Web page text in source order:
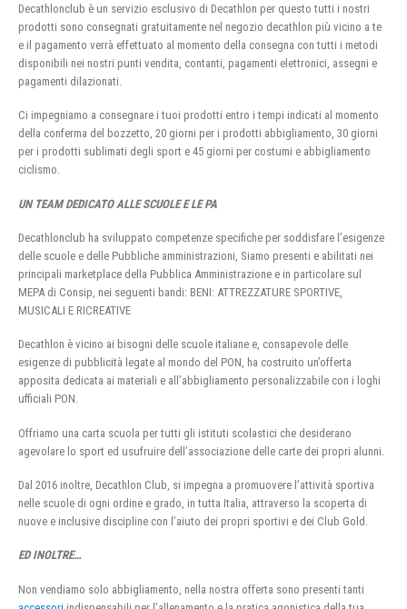
Decathlonclub è un servizio esclusivo di Decathlon per questo tutti i nostri
prodotti sono consegnati gratuitamente nel negozio decathlon più vicino a te
e il pagamento verrà effettuato al momento della consegna con tutti i metodi
disponibili nei nostri punti vendita, contanti, pagamenti elettronici, assegni e
pagamenti dilazionati.
Ci impegniamo a consegnare i tuoi prodotti entro i tempi indicati al momento
della conferma del bozzetto, 20 giorni per i prodotti abbigliamento, 30 giorni
per i prodotti sublimati degli sport e 45 giorni per costumi e abbigliamento
ciclismo.
UN TEAM DEDICATO ALLE SCUOLE E LE PA
Decathlonclub ha sviluppato competenze specifiche per soddisfare l’esigenze
delle scuole e delle Pubbliche amministrazioni, Siamo presenti e abilitati nei
principali marketplace della Pubblica Amministrazione e in particolare sul
MEPA di Consip, nei seguenti bandi: BENI: ATTREZZATURE SPORTIVE,
MUSICALI E RICREATIVE
Decathlon è vicino ai bisogni delle scuole italiane e, consapevole delle
esigenze di pubblicità legate al mondo del PON, ha costruito un’offerta
apposita dedicata ai materiali e all’abbigliamento personalizzabile con i loghi
ufficiali PON.
Offriamo una carta scuola per tutti gli istituti scolastici che desiderano
agevolare lo sport ed usufruire dell’associazione delle carte dei propri alunni.
Dal 2016 inoltre, Decathlon Club, si impegna a promuovere l’attività sportiva
nelle scuole di ogni ordine e grado, in tutta Italia, attraverso la scoperta di
nuove e inclusive discipline con l’aiuto dei propri sportivi e dei Club Gold.
ED INOLTRE…
Non vendiamo solo abbigliamento, nella nostra offerta sono presenti tanti